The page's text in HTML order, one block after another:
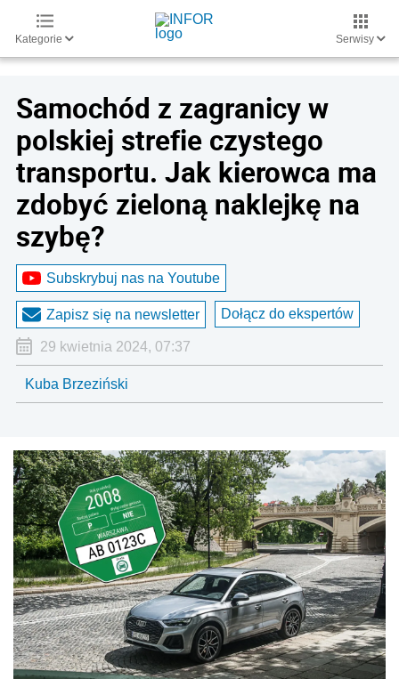
Kategorie Serwisy
Samochód z zagranicy w
polskiej strefie czystego
transportu. Jak kierowca ma
zdobyć zieloną naklejkę na
szybę?
Subskrybuj nas na Youtube
Zapisz się na newsletter Dołącz do ekspertów
29 kwietnia 2024, 07:37
Kuba Brzeziński